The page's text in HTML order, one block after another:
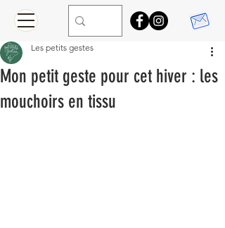
Mon petit geste pour cet hiver : les
mouchoirs en tissu
Les petits gestes